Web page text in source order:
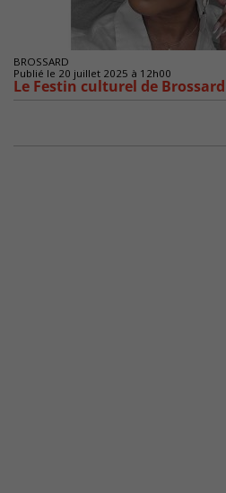
BROSSARD
Publié le 20 juillet 2025 à 12h00
Le Festin culturel de